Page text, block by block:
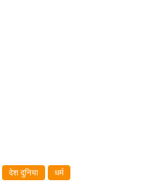
देश दुनिया धर्म